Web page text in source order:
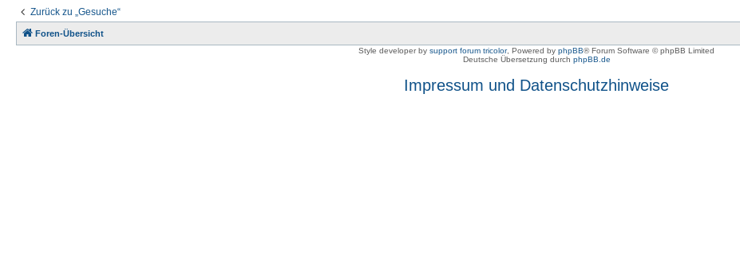
Zurück zu „Gesuche“
Foren-Übersicht
Style developer by support forum tricolor, Powered by phpBB® Forum Software © phpBB Limited
Deutsche Übersetzung durch phpBB.de
Impressum und Datenschutzhinweise